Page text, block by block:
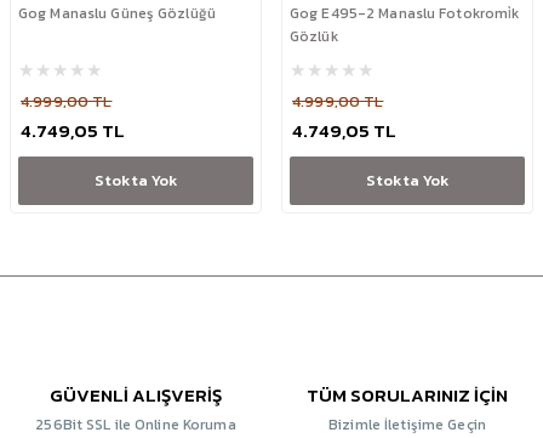
Gog Manaslu Güneş Gözlüğü
4.999,00 TL
4.749,05 TL
Stokta Yok
Gog E495-2 Manaslu Fotokromi̇k
Gözlük
4.999,00 TL
4.749,05 TL
Stokta Yok
GÜVENLİ ALIŞVERİŞ
256Bit SSL ile Online Koruma
TÜM SORULARINIZ İÇİN
Bizimle İletişime Geçin